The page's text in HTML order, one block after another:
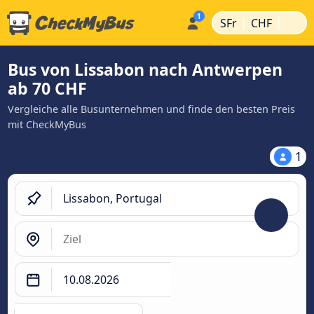
SFr | CHF |
Bus von Lissabon nach Antwerpen
ab 70 CHF
Vergleiche alle Busunternehmen und finde den besten Preis
mit CheckMyBus
1